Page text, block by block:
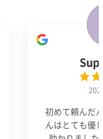
初めて頼んだ
んはとても優